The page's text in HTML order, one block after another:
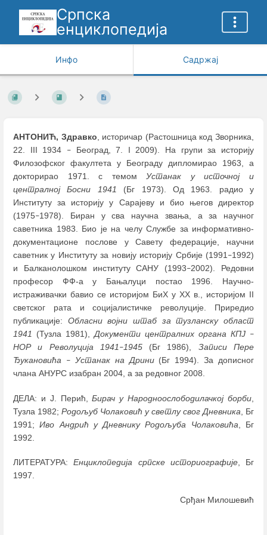
Српска
енциклопедија
Инфо Садржај
АНТОНИЋ, Здравко, историчар (Растошница код Зворника,
22. III 1934
–Београд, 7. I 2009). На групи за историју
Филозофског факултета у Београду дипломирао 1963, а
докторирао 1971. с темомУстанак у источној и
централној Босни 1941 (Бг 1973). Од 1963. радио у
Институту за историју у Сарајеву и био његов директор
(1975–1978). Биран у сва научна звања, а за научног
саветника 1983. Био је на челу Службе за информативно-
документационе послове у Савету федерације, научни
саветник у Институту за новију историју Србије (1991–1992)
и Балканолошком институту САНУ (1993–2002). Редовни
професор ФФ-а у Бањалуци постао 1996. Научно-
истраживачки бавио се историјом БиХ у XX в., историјом II
светског рата и социјалистичке револуције. Приредио
публикације: Обласни војни штаб за тузланску област
1941 (Тузла 1981),Документи централних органа КПЈ –
НОР и Револуција 1941–1945(Бг 1986), Записи Пере
Ђукановића –Устанак на Дрини(Бг 1994). За дописног
члана АНУРС изабран 2004, а за редовног 2008.
ДЕЛА: и Ј. Перић,Бирач у Народноослободилачкој борби
Тузла 1982; Родољуб Чолаковић у светлу свог Дневника , Бг
1991;Иво Андрић у Дневнику Родољуба Чолаковића , Бг
1992.
ЛИТЕРАТУРА:Енциклопедија српске историографије, Бг
1997.
Срђан Милошевић